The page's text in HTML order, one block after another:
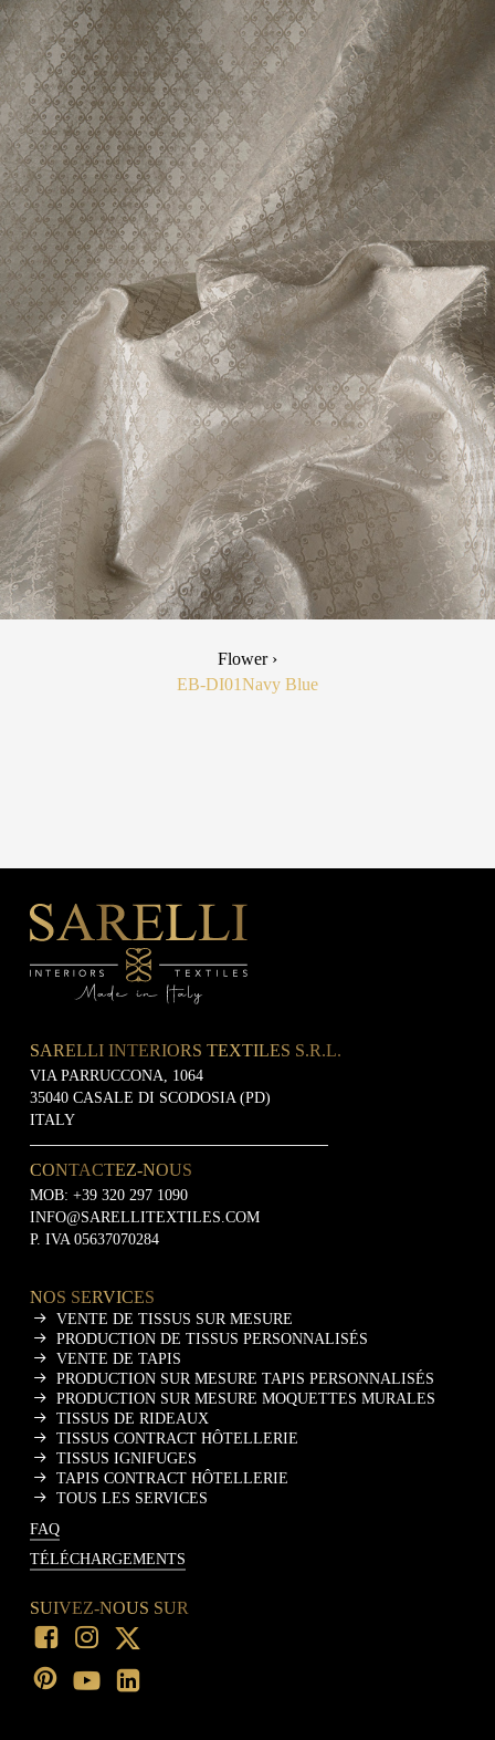
Flower ›
EB-DI01Navy Blue
SARELLI INTERIORS TEXTILES S.R.L.
VIA PARRUCCONA, 1064
35040 CASALE DI SCODOSIA (PD)
ITALY
CONTACTEZ-NOUS
MOB: +39 320 297 1090
INFO@SARELLITEXTILES.COM
P. IVA 05637070284
NOS SERVICES
VENTE DE TISSUS SUR MESURE
PRODUCTION DE TISSUS PERSONNALISÉS
VENTE DE TAPIS
PRODUCTION SUR MESURE TAPIS PERSONNALISÉS
PRODUCTION SUR MESURE MOQUETTES MURALES
TISSUS DE RIDEAUX
TISSUS CONTRACT HÔTELLERIE
TISSUS IGNIFUGES
TAPIS CONTRACT HÔTELLERIE
TOUS LES SERVICES
FAQ
TÉLÉCHARGEMENTS
SUIVEZ-NOUS SUR